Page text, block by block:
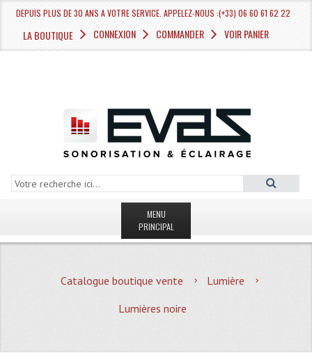
DEPUIS PLUS DE 30 ANS A VOTRE SERVICE. APPELEZ-NOUS :(+33) 06 60 61 62 22
LA BOUTIQUE CONNEXION COMMANDER VOIR PANIER
MENU
PRINCIPAL
MAGASIN
Quoi De Neuf?
Catalogue boutique vente
Lumière
Lumières noire